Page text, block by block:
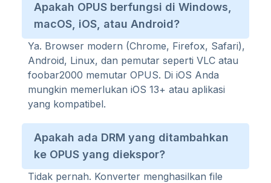
Apakah OPUS berfungsi di Windows,
macOS, iOS, atau Android?
Ya. Browser modern (Chrome, Firefox, Safari),
Android, Linux, dan pemutar seperti VLC atau
foobar2000 memutar OPUS. Di iOS Anda
mungkin memerlukan iOS 13+ atau aplikasi
yang kompatibel.
Apakah ada DRM yang ditambahkan
ke OPUS yang diekspor?
Tidak pernah. Konverter menghasilkan file